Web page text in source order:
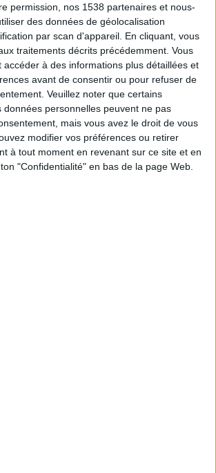
permission, nos 1538 partenaires et nous-
des données de géolocalisation
par scan d'appareil. En cliquant, vous
traitements décrits précédemment. Vous
accéder à des informations plus détaillées et
avant de consentir ou pour refuser de
Veuillez noter que certains
données personnelles peuvent ne pas
mais vous avez le droit de vous
modifier vos préférences ou retirer
à tout moment en revenant sur ce site et en
"Confidentialité" en bas de la page Web.
la viande par des féculents ?
diététique du 05/08/2026